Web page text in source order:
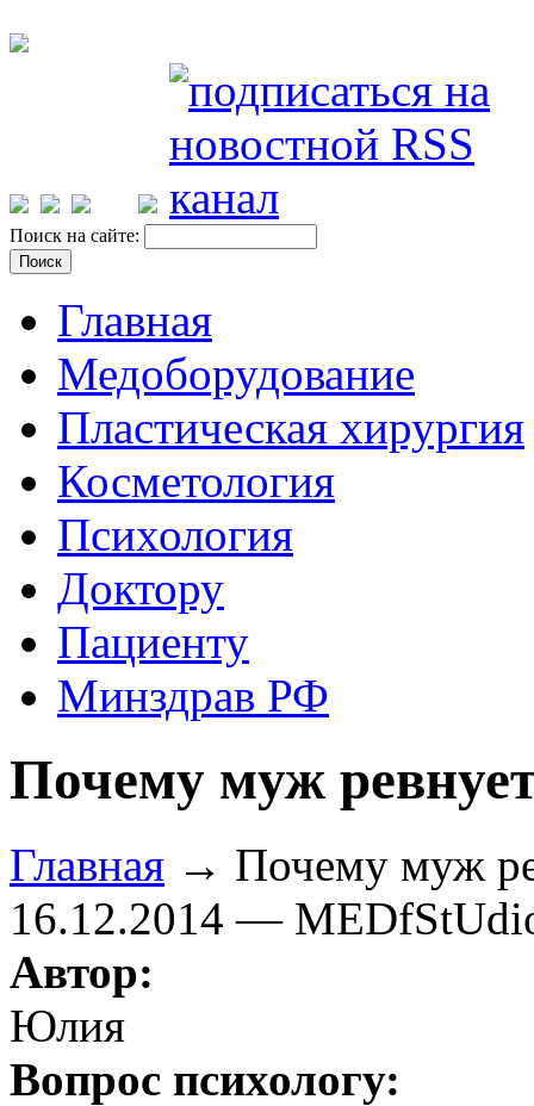
Поиск на сайте:
Главная
Медоборудование
Пластическая хирургия
Косметология
Психология
Доктору
Пациенту
Минздрав РФ
Почему муж
Главная → Почему муж
16.12.2014 —
Автор:
Юлия
Вопрос психологу: